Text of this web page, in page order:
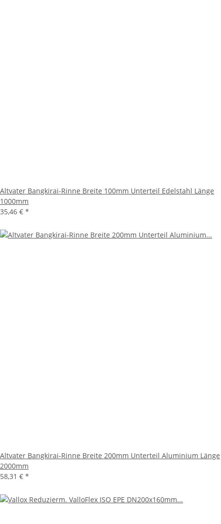
Altvater Bangkirai-Rinne Breite 100mm Unterteil Edelstahl Länge
1000mm
35,46 € *
Altvater Bangkirai-Rinne Breite 200mm Unterteil Aluminium Länge
2000mm
58,31 € *